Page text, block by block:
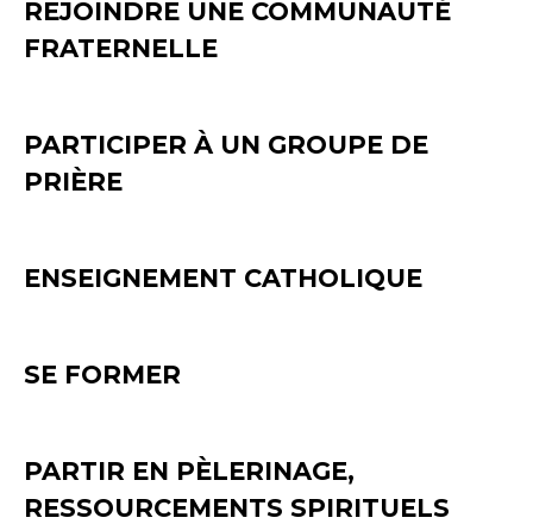
REJOINDRE UNE COMMUNAUTÉ
FRATERNELLE
PARTICIPER À UN GROUPE DE
PRIÈRE
ENSEIGNEMENT CATHOLIQUE
SE FORMER
PARTIR EN PÈLERINAGE,
RESSOURCEMENTS SPIRITUELS